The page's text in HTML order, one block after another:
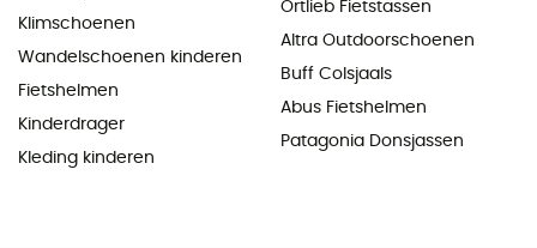
Klimschoenen
Wandelschoenen kinderen
Fietshelmen
Kinderdrager
Kleding kinderen
Ortlieb Fietstassen
Altra Outdoorschoenen
Buff Colsjaals
Abus Fietshelmen
Patagonia Donsjassen